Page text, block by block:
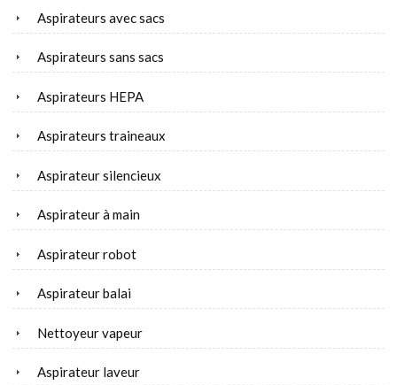
Aspirateurs avec sacs
Aspirateurs sans sacs
Aspirateurs HEPA
Aspirateurs traineaux
Aspirateur silencieux
Aspirateur à main
Aspirateur robot
Aspirateur balai
Nettoyeur vapeur
Aspirateur laveur